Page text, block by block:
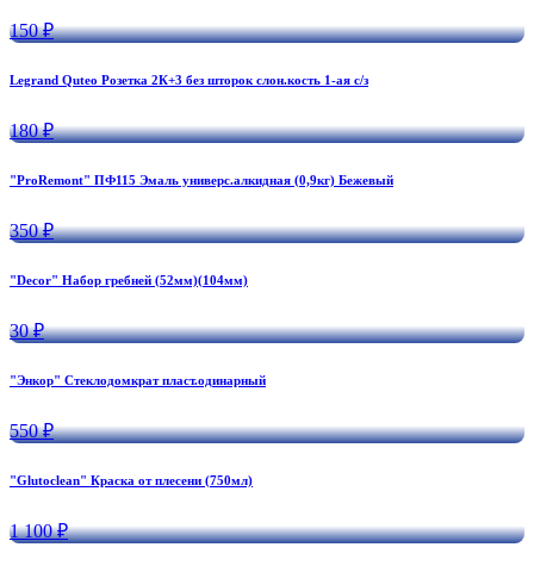
150 ₽
Legrand Quteo Розетка 2К+3 без шторок слон.кость 1-ая с/з
180 ₽
"ProRemont" ПФ115 Эмаль универс.алкидная (0,9кг) Бежевый
350 ₽
"Decor" Набор гребней (52мм)(104мм)
30 ₽
"Энкор" Стеклодомкрат пласт.одинарный
550 ₽
"Glutoclean" Краска от плесени (750мл)
1 100 ₽